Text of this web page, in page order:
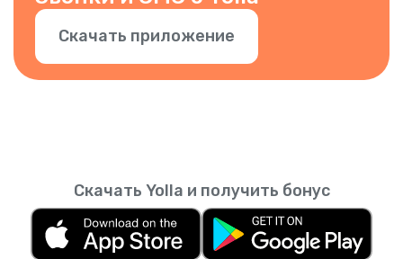
Скачать приложение
Скачать Yolla и получить бонус